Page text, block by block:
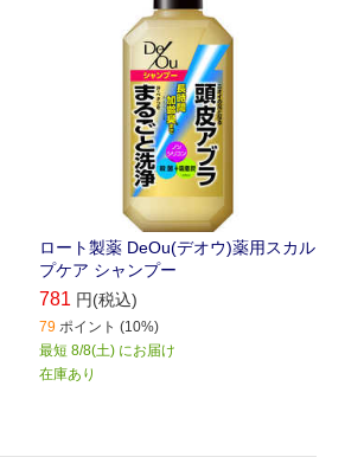
ロート製薬 DeOu(デオウ)薬用スカル
プケア シャンプー
781 円(税込)
79 ポイント (10%)
最短 8/8(土) にお届け
在庫あり